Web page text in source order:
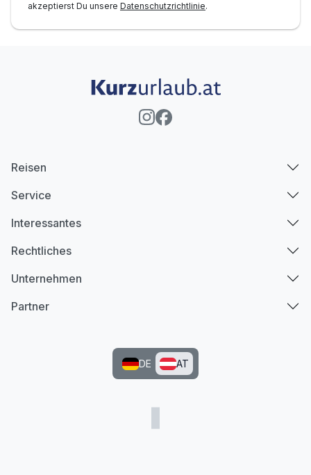
akzeptierst Du unsere Datenschutzrichtlinie.
Reisen
Service
Interessantes
Rechtliches
Unternehmen
Partner
DE AT